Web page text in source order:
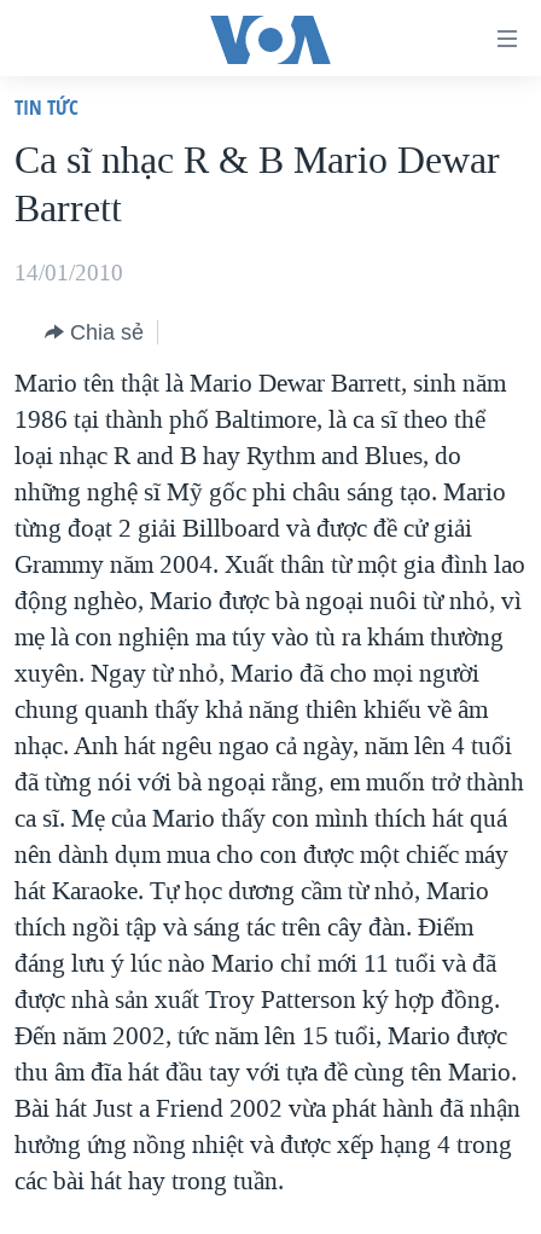
truy
cập
Tới
dung
chính
điều
hướng
chính
Đi
tới
"Tìm"
VIỆT NAM
HOA KỲ
BIỂN ĐÔNG
BLOG
DIỄN ĐÀN
MỤC
TỰ DO BÁO CHÍ
VẠCH TRẦN TIN GIẢ
NGƯỜI VIỆT HẢI NGOẠI
ĐỜI SỐNG
KHOA HỌC
SỨC KHOẺ
VĂN HOÁ
THỂ THAO
CHUYÊN ĐỀ
CHIẾN TRANH THƯƠNG MẠI CỦA MỸ: QUÁ KHỨ VÀ HIỆN
TẠI
HÀNH TRÌNH BẦU CỬ 2024
MỘT NĂM CHIẾN TRANH TẠI DẢI GAZA
GIẢI MÃ VÀNH ĐAI & CON ĐƯỜNG
NGÀY TỊ NẠN THẾ GIỚI
TRỊNH VĨNH BÌNH - NGƯỜI HẠ 'BÊN THẮNG CUỘC'
GROUND ZERO – XƯA VÀ NAY
CHI PHÍ CHIẾN TRANH AFGHANISTAN
CÁC GIÁ TRỊ CỘNG HÒA Ở VIỆT NAM
THƯỢNG ĐỈNH TRUMP-KIM TẠI VIỆT NAM
TRỊNH VĨNH BÌNH VS. CHÍNH PHỦ VIỆT NAM
NGƯ DÂN VIỆT VÀ LÀN SÓNG TRỘM HẢI SÂM
BÊN KIA QUỐC LỘ: TIẾNG VỌNG TỪ NÔNG THÔN MỸ
QUAN HỆ VIỆT MỸ
HỌC TIẾNG ANH
VIDEO
NGHE
MẠNG XÃ HỘI
Ngôn ngữ khác
TIN TỨC
Ca sĩ nhạc R & B Mario Dewar
Barrett
14/01/2010
Chia sẻ
Mario tên thật là Mario Dewar Barrett, sinh năm
1986 tại thành phố Baltimore, là ca sĩ theo thể
loại nhạc R and B hay Rythm and Blues, do
những nghệ sĩ Mỹ gốc phi châu sáng tạo. Mario
từng đoạt 2 giải Billboard và được đề cử giải
Grammy năm 2004. Xuất thân từ một gia đình lao
động nghèo, Mario được bà ngoại nuôi từ nhỏ, vì
mẹ là con nghiện ma túy vào tù ra khám thường
xuyên. Ngay từ nhỏ, Mario đã cho mọi người
chung quanh thấy khả năng thiên khiếu về âm
nhạc. Anh hát ngêu ngao cả ngày, năm lên 4 tuổi
đã từng nói với bà ngoại rằng, em muốn trở thành
ca sĩ. Mẹ của Mario thấy con mình thích hát quá
nên dành dụm mua cho con được một chiếc máy
hát Karaoke. Tự học dương cầm từ nhỏ, Mario
thích ngồi tập và sáng tác trên cây đàn. Điểm
đáng lưu ý lúc nào Mario chỉ mới 11 tuổi và đã
được nhà sản xuất Troy Patterson ký hợp đồng.
Đến năm 2002, tức năm lên 15 tuổi, Mario được
thu âm đĩa hát đầu tay với tựa đề cùng tên Mario.
Bài hát Just a Friend 2002 vừa phát hành đã nhận
hưởng ứng nồng nhiệt và được xếp hạng 4 trong
các bài hát hay trong tuần.